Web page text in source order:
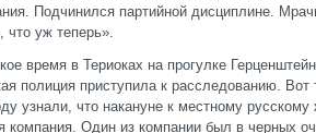
Подчинился партийной дисциплине.
что уж теперь».
время в Териоках на прогулке
полиция приступила к расследованию. Вот
узнали, что накануне к местному
компания. Один из компании был в черных